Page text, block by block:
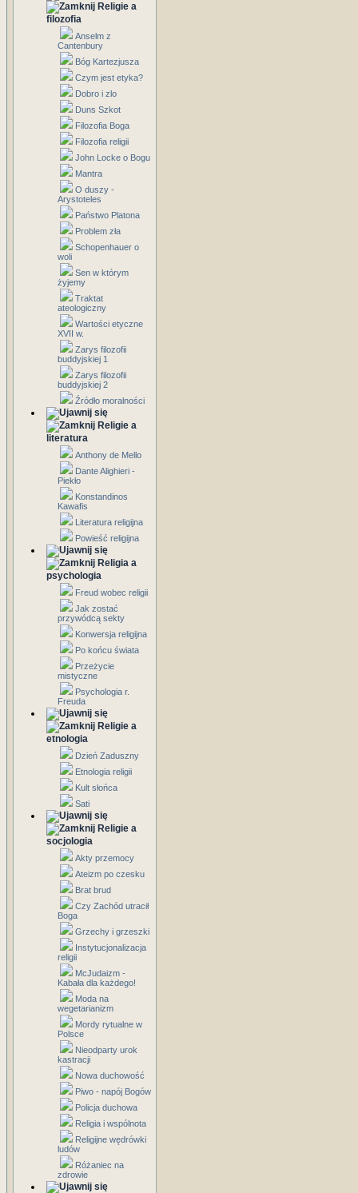
Religie a
filozofia
Anselm z
Cantenbury
Bóg Kartezjusza
Czym jest etyka?
Dobro i zlo
Duns Szkot
Filozofia Boga
Filozofia religii
John Locke o Bogu
Mantra
O duszy -
Arystoteles
Państwo Platona
Problem zła
Schopenhauer o
woli
Sen w którym
żyjemy
Traktat
ateologiczny
Wartości etyczne
XVII w.
Zarys filozofii
buddyjskiej 1
Zarys filozofii
buddyjskiej 2
Źródło moralności
Religie a
literatura
Anthony de Mello
Dante Alighieri -
Piekło
Konstandinos
Kawafis
Literatura religijna
Powieść religijna
Religia a
psychologia
Freud wobec religii
Jak zostać
przywódcą sekty
Konwersja religijna
Po końcu świata
Przeżycie
mistyczne
Psychologia r.
Freuda
Religie a
etnologia
Dzień Zaduszny
Etnologia religii
Kult słońca
Sati
Religie a
socjologia
Akty przemocy
Ateizm po czesku
Brat brud
Czy Zachód utracił
Boga
Grzechy i grzeszki
Instytucjonalizacja
religii
McJudaizm -
Kabała dla każdego!
Moda na
wegetarianizm
Mordy rytualne w
Polsce
Nieodparty urok
kastracji
Nowa duchowość
Piwo - napój Bogów
Policja duchowa
Religia i wspólnota
Religijne wędrówki
ludów
Różaniec na
zdrowie